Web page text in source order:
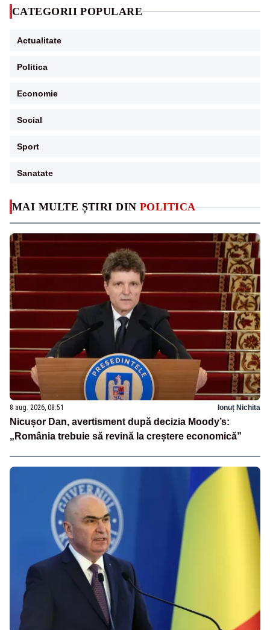
MAI MULTE ȘTIRI DIN POLITICA
8 aug. 2026, 08:51 Ionuț Nichita
Nicușor Dan, avertisment după decizia Moody’s:
„România trebuie să revină la creștere economică”
CATEGORII POPULARE
Actualitate
Politica
Economie
Social
Sport
Sanatate